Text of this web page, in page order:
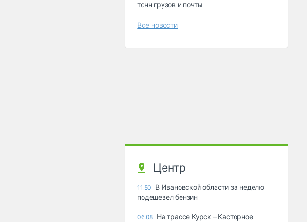
тонн грузов и почты
Все новости
Центр
11:50
В Ивановской области за неделю
подешевел бензин
06.08 На трассе Курск – Касторное